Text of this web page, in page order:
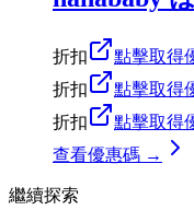
折扣
點擊取得
折扣
點擊取得
折扣
點擊取得
查看優惠碼 →
繼續探索